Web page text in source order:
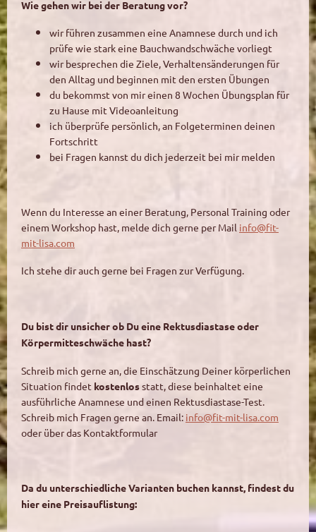
Wie gehen wir bei der Beratung vor?
wir führen zusammen eine Anamnese durch und ich
prüfe wie stark eine Bauchwandschwäche vorliegt
wir besprechen die Ziele, Verhaltensänderungen für
den Alltag und beginnen mit den ersten Übungen
du bekommst von mir einen 8 Wochen Übungsplan für
zu Hause mit Videoanleitung
ich überprüfe persönlich, an Folgeterminen deinen
Fortschritt
bei Fragen kannst du dich jederzeit bei mir melden
Wenn du Interesse an einer Beratung, Personal Training oder
einem Workshop hast, melde dich gerne per Mail info@fit-
mit-lisa.com
Ich stehe dir auch gerne bei Fragen zur Verfügung.
Du bist dir unsicher ob Du eine Rektusdiastase oder
Körpermitteschwäche hast?
Schreib mich gerne an, die Einschätzung Deiner körperlichen
Situation findet kostenlosstatt, diese beinhaltet eine
ausführliche Anamnese und einen Rektusdiastase-Test.
Schreib mich Fragen gerne an. Email: info@fit-mit-lisa.com
oder über das Kontaktformular
Da du unterschiedliche Varianten buchen kannst, findest du
hier eine Preisauflistung: